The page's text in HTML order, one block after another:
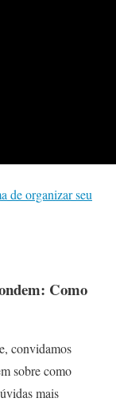
de organizar seu
Como
convidamos
sobre como
mais